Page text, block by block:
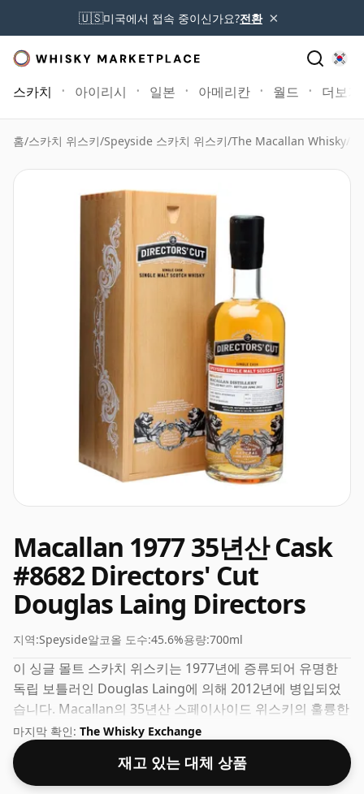
🇺🇸미국에서 접속 중이신가요?전환 ×
스카치 아이리시 일본 아메리칸 월드 더보기
홈/스카치 위스키/Speyside 스카치 위스키/The Macallan Whisky/
Macallan 1977 35년산 Cask
#8682 Directors' Cut
Douglas Laing Directors
지역:Speyside알코올 도수:45.6%용량:700ml
이 싱글 몰트 스카치 위스키는 1977년에 증류되어 유명한
독립 보틀러인 Douglas Laing에 의해 2012년에 병입되었
습니다. Macallan의 35년산 스페이사이드 위스키의 훌륭한
예입니다. 일반 70cl 병에 들어 있으며 건강한 ABV 45.6%로
병입되어 있습니다.
마지막 확인: The Whisky Exchange
재고 있는 대체 상품